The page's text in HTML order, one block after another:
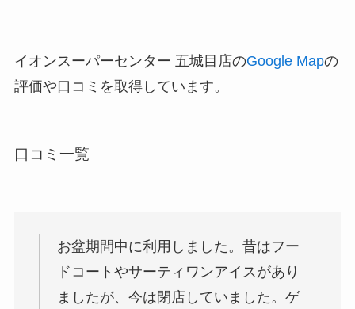
イオンスーパーセンター 五城目店のGoogle Mapの
評価や口コミを取得しています。
口コミ一覧
お盆期間中に利用しました。昔はフー
ドコートやサーティワンアイスがあり
ましたが、今は閉店していました。ゲ